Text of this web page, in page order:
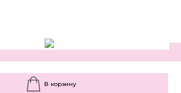
В корзину